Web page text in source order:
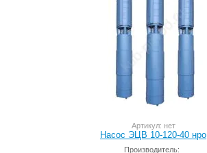
Артикул: нет
Насос ЭЦВ 10-120-40 нро
Производитель: